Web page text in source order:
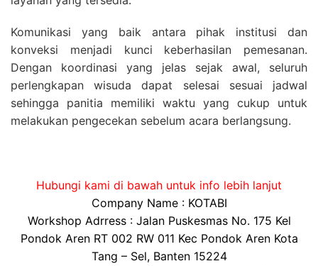
Komunikasi yang baik antara pihak institusi dan
konveksi menjadi kunci keberhasilan pemesanan.
Dengan koordinasi yang jelas sejak awal, seluruh
perlengkapan wisuda dapat selesai sesuai jadwal
sehingga panitia memiliki waktu yang cukup untuk
melakukan pengecekan sebelum acara berlangsung.
Hubungi kami di bawah untuk info lebih lanjut
Company Name : KOTABI
Workshop Adrress : Jalan Puskesmas No. 175 Kel
Pondok Aren RT 002 RW 011 Kec Pondok Aren Kota
Tang – Sel, Banten 15224